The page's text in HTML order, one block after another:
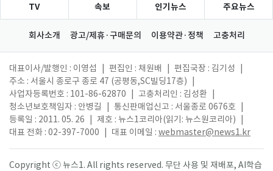
TV 속보 인기뉴스 주요뉴스
회사소개 광고/제휴·구매문의 이용약관·정책 고충처리
대표이사/발행인 : 이영섭 편집인 : 채원배 편집국장 : 김기성
주소 : 서울시 종로구 종로 47 (공평동,SC빌딩17층)
사업자등록번호 : 101-86-62870
고충처리인 : 김성환
청소년보호책임자 : 안병길
통신판매업신고 : 서울종로 0676호
등록일 : 2011. 05. 26
제호 : 뉴스1코리아(읽기: 뉴스원코리아)
대표 전화 : 02-397-7000
대표 이메일 : webmaster@news1.kr
Copyright ⓒ 뉴스1. All rights reserved. 무단 사용 및 재배포, AI학습